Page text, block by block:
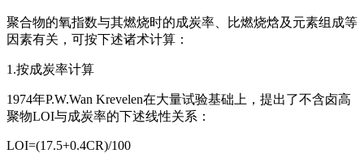
聚合物的氧指数与其燃烧时的成炭率、比燃烧焓及元素组成等
因素有关，可按下述诸术计算：
1.按成炭率计算
1974年P.W.Wan Krevelen在大量试验基础上，提出了不含卤高
聚物LOI与成炭率的下述线性关系：
LOI=(17.5+0.4CR)/100